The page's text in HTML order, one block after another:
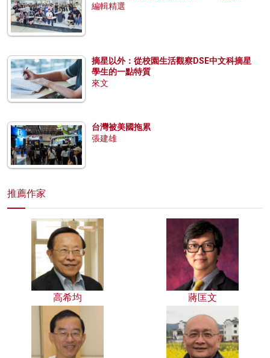
編輯精選
摘星以外：從校園生活觀察DSE中文科摘星
學生的一點特質
來文
台灣被美國拖累
張建雄
推薦作家
高希均 蔣匡文